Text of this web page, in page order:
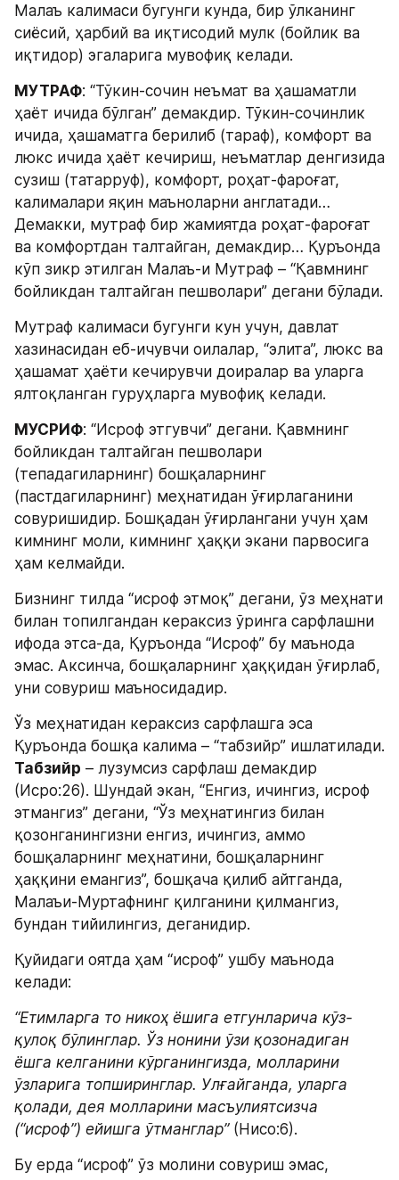
Малаъ калимаси бугунги кунда, бир ўлканинг
сиёсий, ҳарбий ва иқтисодий мулк (бойлик ва
иқтидор) эгаларига мувофиқ келади.
МУТРАФ: “Тўкин-сочин неъмат ва ҳашаматли
ҳаёт ичида бўлган” демакдир. Тўкин-сочинлик
ичида, ҳашаматга берилиб (тараф), комфорт ва
люкс ичида ҳаёт кечириш, неъматлар денгизида
сузиш (татарруф), комфорт, роҳат-фароғат,
калималари яқин маъноларни англатади…
Демакки, мутраф бир жамиятда роҳат-фароғат
ва комфортдан талтайган, демакдир… Қуръонда
кўп зикр этилган Малаъ-и Мутраф – “Қавмнинг
бойликдан талтайган пешволари” дегани бўлади.
Мутраф калимаси бугунги кун учун, давлат
хазинасидан еб-ичувчи оилалар, “элита”, люкс ва
ҳашамат ҳаёти кечирувчи доиралар ва уларга
ялтоқланган гуруҳларга мувофиқ келади.
МУСРИФ: “Исроф этгувчи” дегани. Қавмнинг
бойликдан талтайган пешволари
(тепадагиларнинг) бошқаларнинг
(пастдагиларнинг) меҳнатидан ўғирлаганини
совуришидир. Бошқадан ўғирлангани учун ҳам
кимнинг моли, кимнинг ҳаққи экани парвосига
ҳам келмайди.
Бизнинг тилда “исроф этмоқ” дегани, ўз меҳнати
билан топилгандан кераксиз ўринга сарфлашни
ифода этса-да, Қуръонда “Исроф” бу маънода
эмас. Аксинча, бошқаларнинг ҳаққидан ўғирлаб,
уни совуриш маъносидадир.
Ўз меҳнатидан кераксиз сарфлашга эса
Табзийр – лузумсиз сарфлаш демакдир
(Исро:26). Шундай экан, “Енгиз, ичингиз, исроф
этмангиз” дегани, “Ўз меҳнатингиз билан
қозонганингизни енгиз, ичингиз, аммо
бошқаларнинг меҳнатини, бошқаларнинг
ҳаққини емангиз”, бошқача қилиб айтганда,
Малаъи-Муртафнинг қилганини қилмангиз,
бундан тийилингиз, деганидир.
Қуйидаги оятда ҳам “исроф” ушбу маънода
келади:
“Етимларга то никоҳ ёшига етгунларича кўз-
қулоқ бўлинглар. Ўз нонини ўзи қозонадиган
ёшга келганини кўрганингизда, молларини
ўзларига топширинглар. Улғайганда, уларга
қолади, дея молларини масъулиятсизча
(“исроф”) ейишга ўтманглар” (Нисо:6).
Бу ерда “исроф” ўз молини совуриш эмас,